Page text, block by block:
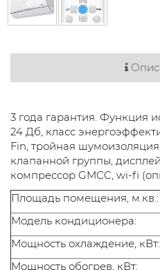
3 года гарантия. Функция
24 Дб, класс
Fin, тройная
клапанной группы,
компрессор GMCC, wi-fi
Площадь помещения, м.кв.:
Модель кондиционера:
Мощность охлаждение, кВт:
Мощность обогрев, кВт: